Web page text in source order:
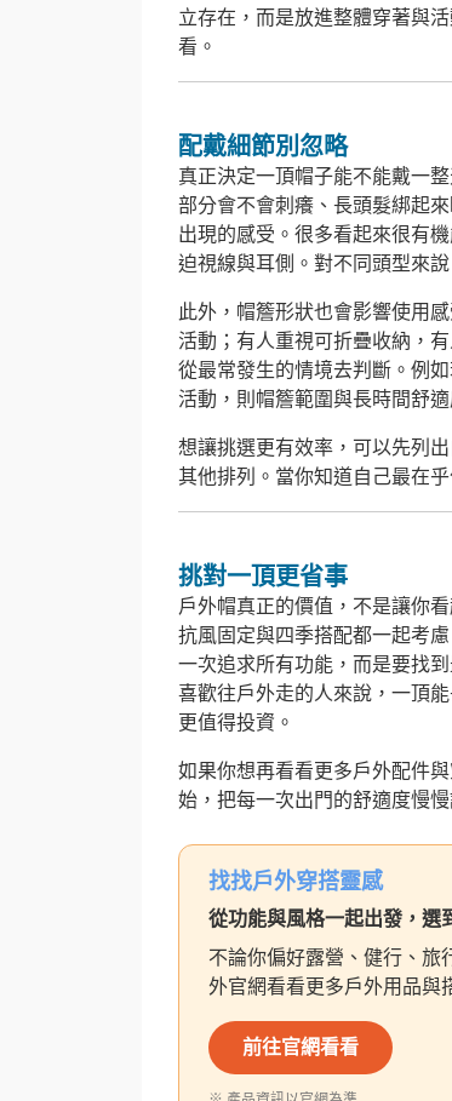
立存在，而是放進整體穿著與
看。
配戴細節別忽略
真正決定一頂帽子能不能戴一
部分會不會刺癢、長頭髮綁起
出現的感受。很多看起來很有
迫視線與耳側。對不同頭型來
此外，帽簷形狀也會影響使用
活動；有人重視可折疊收納，
從最常發生的情境去判斷。例
活動，則帽簷範圍與長時間舒
想讓挑選更有效率，可以先列
其他排列。當你知道自己最在
挑對一頂更省事
戶外帽真正的價值，不是讓你
抗風固定與四季搭配都一起考
一次追求所有功能，而是要找
喜歡往戶外走的人來說，一頂
更值得投資。
如果你想再看看更多戶外配件
始，把每一次出門的舒適度慢
找找戶外穿搭靈感
從功能與風格一起出發，選
不論你偏好露營、健行、旅
外官網看看更多戶外用品與
前往官網看看